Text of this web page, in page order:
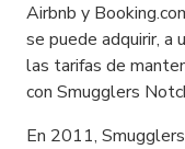
Airbnb y
se puede adquirir, a
las tarifas de
con Smugglers
En 2011,